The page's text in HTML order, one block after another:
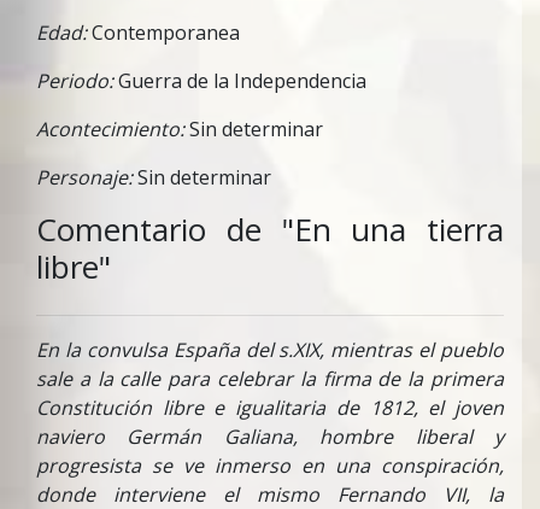
Edad:Contemporanea
Periodo:Guerra de la Independencia
Acontecimiento:Sin determinar
Personaje:Sin determinar
Comentario de "En una tierra
libre"
En la convulsa España del s.XIX, mientras el pueblo
sale a la calle para celebrar la firma de la primera
Constitución libre e igualitaria de 1812, el joven
naviero Germán Galiana, hombre liberal y
progresista se ve inmerso en una conspiración,
donde interviene el mismo Fernando VII, la